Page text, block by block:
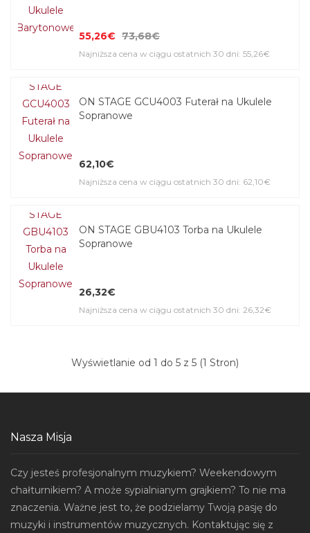
55,26€ 73,68€
Najniższa cena w ciągu ostatnich 30 dni: 55,26€
ON STAGE GCU4003 Futerał na Ukulele
Sopranowe
62,10€
Najniższa cena w ciągu ostatnich 30 dni: 62,10€
ON STAGE GBU4103 Torba na Ukulele
Sopranowe
26,32€
Najniższa cena w ciągu ostatnich 30 dni: 26,32€
Wyświetlanie od 1 do 5 z 5 (1 Stron)
Nasza Misja
Czy jesteś profesjonalnym muzykiem? Weekendowym
chałturnikiem? A może sypialnianym grajkiem? To nie ma
znaczenia. Ważne jest to, że podzielamy Twoją pasję do
muzyki i instrumentów muzycznych. Kontaktując się z